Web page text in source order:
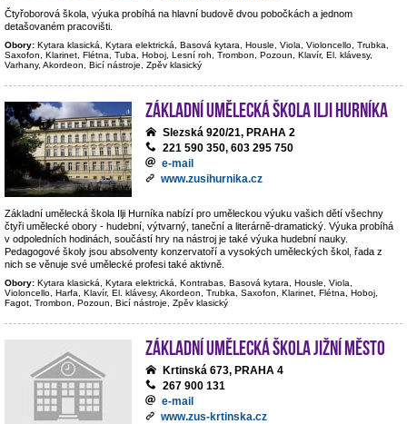
Čtyřoborová škola, výuka probíhá na hlavní budově dvou pobočkách a jednom
detašovaném pracovišti.
Obory: Kytara klasická, Kytara elektrická, Basová kytara, Housle, Viola, Violoncello, Trubka,
Saxofon, Klarinet, Flétna, Tuba, Hoboj, Lesní roh, Trombon, Pozoun, Klavír, El. klávesy,
Varhany, Akordeon, Bicí nástroje, Zpěv klasický
Základní umělecká škola Ilji Hurníka
Slezská 920/21, PRAHA 2
221 590 350, 603 295 750
e-mail
www.zusihurnika.cz
Základní umělecká škola Ilji Hurníka nabízí pro uměleckou výuku vašich dětí všechny
čtyři umělecké obory - hudební, výtvarný, taneční a literárně-dramatický. Výuka probíhá
v odpoledních hodinách, součástí hry na nástroj je také výuka hudební nauky.
Pedagogové školy jsou absolventy konzervatoří a vysokých uměleckých škol, řada z
nich se věnuje své umělecké profesi také aktivně.
Obory: Kytara klasická, Kytara elektrická, Kontrabas, Basová kytara, Housle, Viola,
Violoncello, Harfa, Klavír, El. klávesy, Akordeon, Trubka, Saxofon, Klarinet, Flétna, Hoboj,
Fagot, Trombon, Pozoun, Bicí nástroje, Zpěv klasický
Základní umělecká škola Jižní Město
Krtinská 673, PRAHA 4
267 900 131
e-mail
www.zus-krtinska.cz